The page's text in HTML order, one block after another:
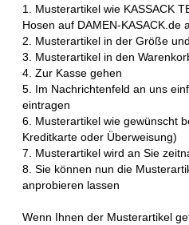
1. Musterartikel wie KASSACK
Hosen auf DAMEN-KASACK.de
2. Musterartikel in der Größe
3. Musterartikel in den
4. Zur Kasse gehen
5. Im Nachrichtenfeld an uns
eintragen
6. Musterartikel wie gewünscht
Kreditkarte oder Überweisung)
7. Musterartikel wird an Sie
8. Sie können nun die
anprobieren lassen
Wenn Ihnen der Musterartikel